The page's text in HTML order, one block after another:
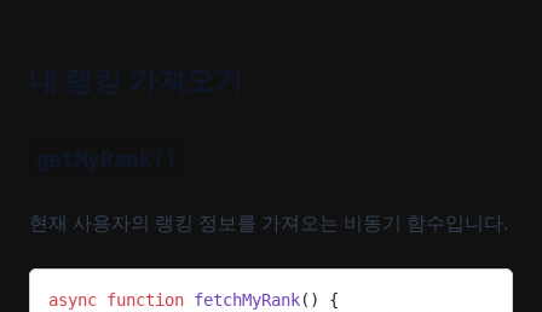
내 랭킹 가져오기
getMyRank()
현재 사용자의 랭킹 정보를 가져오는 비동기 함수입니다.
async function fetchMyRank() {